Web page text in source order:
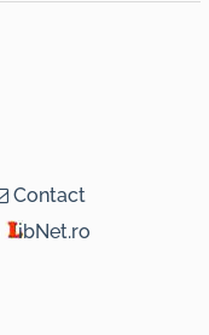
Contact
ibNet.ro